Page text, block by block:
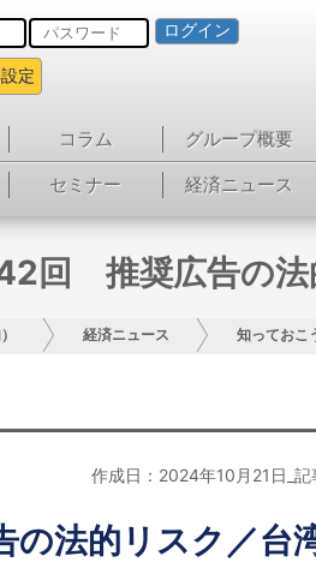
ログイン
定
コラム グループ概要
セミナー 経済ニュース
回 推奨広告の法
経済ニュース 知っておこ
作成日：2024年10月21日_
法的リスク／台